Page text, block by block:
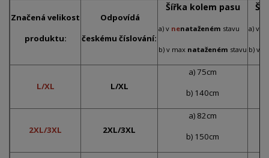
Značená velikost
produktu:
Odpovídá
českému číslování:
Šířka kolem pasu
a) v nenataženém stavu
b) v max nataženém stavu
a) v
b) v
L/XL L/XL
a) 75cm
b) 140cm
2XL/3XL 2XL/3XL
a) 82cm
b) 150cm